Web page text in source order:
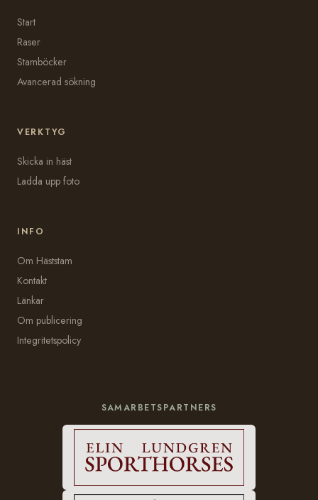
Start
Raser
Stamböcker
Avancerad sökning
VERKTYG
Skicka in häst
Ladda upp foto
INFO
Om Häststam
Kontakt
Länkar
Om publicering
Integritetspolicy
SAMARBETSPARTNERS